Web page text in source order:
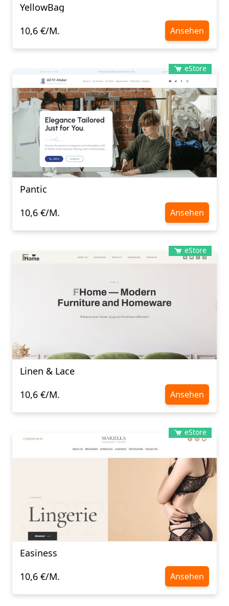
YellowBag
10,6 €/M.
Ansehen
eStore
Pantic
10,6 €/M.
Ansehen
eStore
Linen & Lace
10,6 €/M.
Ansehen
eStore
Easiness
10,6 €/M.
Ansehen